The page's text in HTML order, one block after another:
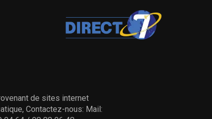
de sites internet
Contactez-nous: Mail: